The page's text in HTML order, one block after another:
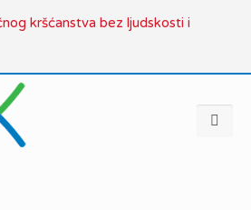
kršćanstva bez ljudskosti i